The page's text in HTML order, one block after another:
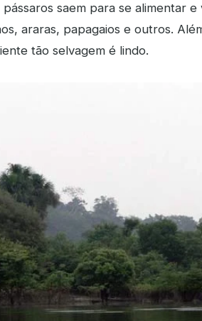
saem para se alimentar
araras, papagaios e outros.
tão selvagem é lindo.